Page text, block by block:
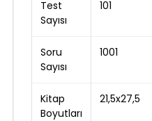
Test
Sayısı
101
Soru
Sayısı
1001
Kitap
Boyutları
21,5x27,5